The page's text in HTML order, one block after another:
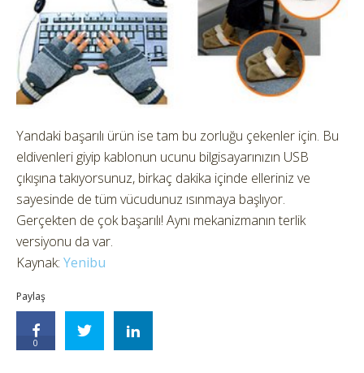
Yandaki başarılı ürün ise tam bu zorluğu çekenler için. Bu
eldivenleri giyip kablonun ucunu bilgisayarınızın USB
çıkışına takıyorsunuz, birkaç dakika içinde elleriniz ve
sayesinde de tüm vücudunuz ısınmaya başlıyor.
Gerçekten de çok başarılı! Aynı mekanizmanın terlik
versiyonu da var.
Kaynak: Yenibu
Paylaş
0